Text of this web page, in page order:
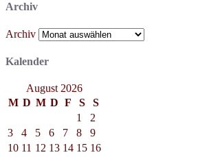
Archiv
Archiv
Kalender
August 2026
M D M D F S
S
1
2
3
4 5 6 7 8
9
10 11 12 13 14 15 16